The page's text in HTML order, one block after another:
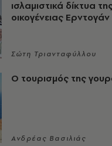
ισλαμιστικά δίκτυα
οικογένειας Ερντογάν
Σώτη Τριανταφύλλου
Ο τουρισμός της
Ανδρέας Βασιλιάς